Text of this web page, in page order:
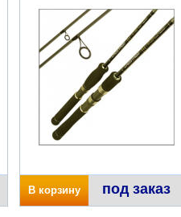
В корзину под заказ